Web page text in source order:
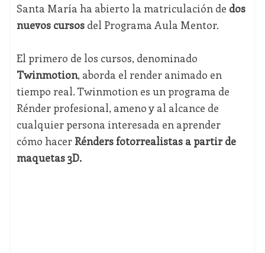
Santa María ha abierto la matriculación de dos
nuevos cursosdel Programa Aula Mentor.
El primero de los cursos, denominado
Twinmotion, aborda el render animado en
tiempo real. Twinmotion es un programa de
Rénder profesional, ameno y al alcance de
cualquier persona interesada en aprender
cómo hacer Rénders fotorrealistas a partir de
maquetas 3D.